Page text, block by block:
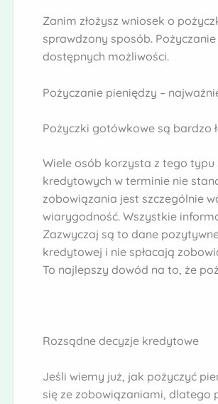
Zanim złożysz wniosek o
sprawdzony sposób.
dostępnych możliwości.
Pożyczanie pieniędzy –
Pożyczki gotówkowe są bardzo
Wiele osób korzysta z tego
kredytowych w terminie nie
zobowiązania jest szczególnie
wiarygodność. Wszystkie
Zazwyczaj są to dane
kredytowej i nie spłacają
To najlepszy dowód na to, że
Rozsądne decyzje kredytowe
Jeśli wiemy już, jak pożyczyć
się ze zobowiązaniami, dlatego